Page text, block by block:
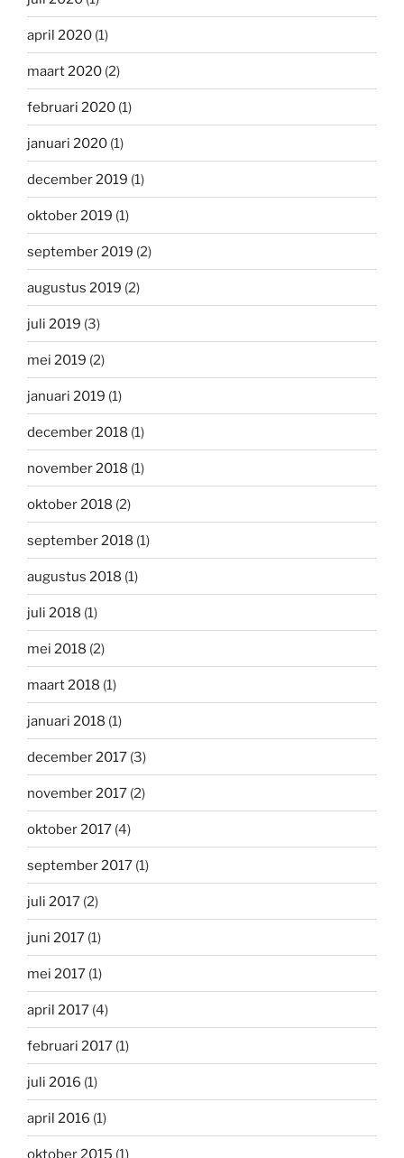
april 2020 (1)
maart 2020 (2)
februari 2020 (1)
januari 2020 (1)
december 2019 (1)
oktober 2019 (1)
september 2019 (2)
augustus 2019 (2)
juli 2019 (3)
mei 2019 (2)
januari 2019 (1)
december 2018 (1)
november 2018 (1)
oktober 2018 (2)
september 2018 (1)
augustus 2018 (1)
juli 2018 (1)
mei 2018 (2)
maart 2018 (1)
januari 2018 (1)
december 2017 (3)
november 2017 (2)
oktober 2017 (4)
september 2017 (1)
juli 2017 (2)
juni 2017 (1)
mei 2017 (1)
april 2017 (4)
februari 2017 (1)
juli 2016 (1)
april 2016 (1)
oktober 2015 (1)